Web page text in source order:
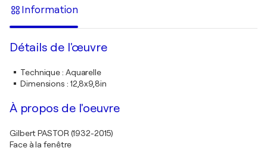
Information
Détails de l'œuvre
Technique: Aquarelle
Dimensions : 12,8x9,8in
À propos de l'oeuvre
Gilbert PASTOR (1932-2015)
Face à la fenêtre